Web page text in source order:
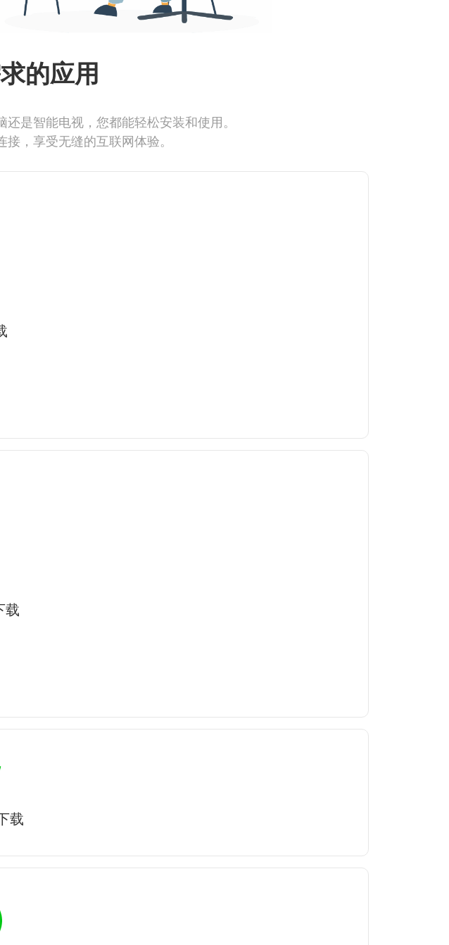
的应用
是智能电视，您都能轻松安装和使用。
，享受无缝的互联网体验。
载
载